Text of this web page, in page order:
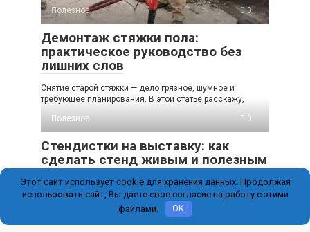
Полезное 0
Демонтаж стяжки пола:
практическое руководство без
лишних слов
Снятие старой стяжки — дело грязное, шумное и
требующее планирования. В этой статье расскажу,
Полезное
0
Стендистки на выставку: как
сделать стенд живым и полезным
Стендистки на выставку часто оказываются первым и
самым запоминающимся лицом компании. Их задача —
Этот сайт использует cookie для хранения данных. Продолжая
использовать сайт, Вы даете свое согласие на работу с этими
файлами.
OK